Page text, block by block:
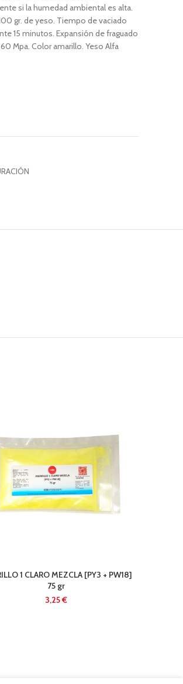
si la humedad ambiental es alta.
gr. de yeso. Tiempo de vaciado
15 minutos. Expansión de fraguado
Mpa. Color amarillo. Yeso Alfa
1 CLARO MEZCLA [PY3 + PW18]
75 gr
€